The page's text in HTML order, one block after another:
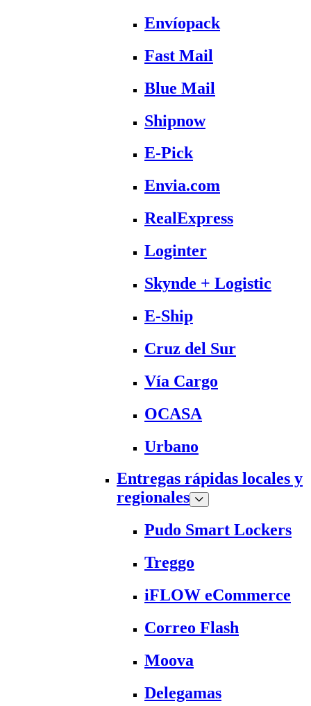
Envíopack
Fast Mail
Blue Mail
Shipnow
E-Pick
Envia.com
RealExpress
Loginter
Skynde + Logistic
E-Ship
Cruz del Sur
Vía Cargo
OCASA
Urbano
Entregas rápidas locales y
regionales
Pudo Smart Lockers
Treggo
iFLOW eCommerce
Correo Flash
Moova
Delegamas